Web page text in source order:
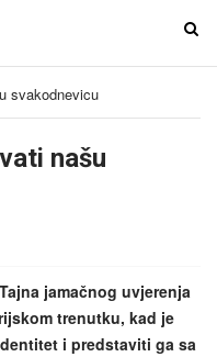
T
g
t
svakodnevicu
našu
jamačnog uvjerenja
trenutku, kad je
i predstaviti ga sa